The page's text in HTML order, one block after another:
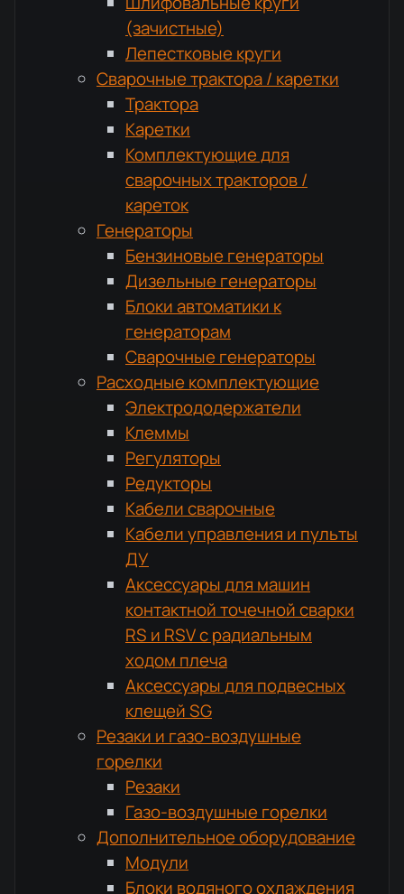
(зачистные)
Лепестковые круги
Сварочные трактора / каретки
Трактора
Каретки
Комплектующие для
сварочных тракторов /
кареток
Генераторы
Бензиновые генераторы
Дизельные генераторы
Блоки автоматики к
генераторам
Сварочные генераторы
Расходные комплектующие
Электрододержатели
Клеммы
Регуляторы
Редукторы
Кабели сварочные
Кабели управления и пульты
ДУ
Аксессуары для машин
контактной точечной сварки
RS и RSV с радиальным
ходом плеча
Аксессуары для подвесных
клещей SG
Резаки и газо-воздушные
горелки
Резаки
Газо-воздушные горелки
Дополнительное оборудование
Модули
Блоки водяного охлаждения